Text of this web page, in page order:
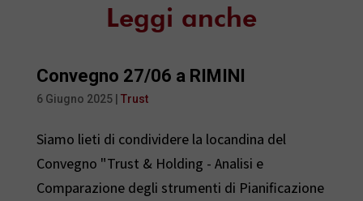
d
n
Leggi anche
Convegno 27/06 a RIMINI
6 Giugno 2025| Trust
Siamo lieti di condividere la locandina del
Convegno "Trust & Holding - Analisi e
Comparazione degli strumenti di Pianificazione